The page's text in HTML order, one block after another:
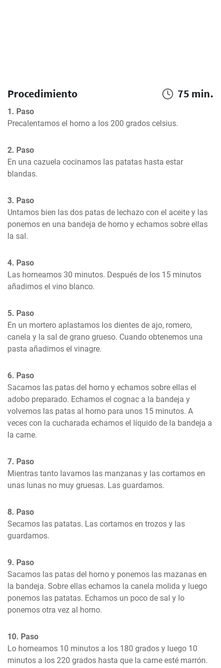
Procedimiento 75 min.
1. Paso
Precalentamos el horno a los 200 grados celsius.
2. Paso
En una cazuela cocinamos las patatas hasta estar
blandas.
3. Paso
Untamos bien las dos patas de lechazo con el aceite y las
ponemos en una bandeja de horno y echamos sobre ellas
la sal.
4. Paso
Las horneamos 30 minutos. Después de los 15 minutos
añadimos el vino blanco.
5. Paso
En un mortero aplastamos los dientes de ajo, romero,
canela y la sal de grano grueso. Cuando obtenemos una
pasta añadimos el vinagre.
6. Paso
Sacamos las patas del horno y echamos sobre ellas el
adobo preparado. Echamos el cognac a la bandeja y
volvemos las patas al horno para unos 15 minutos. A
veces con la cucharada echamos el líquido de la bandeja a
la carne.
7. Paso
Mientras tanto lavamos las manzanas y las cortamos en
unas lunas no muy gruesas. Las guardamos.
8. Paso
Secamos las patatas. Las cortamos en trozos y las
guardamos.
9. Paso
Sacamos las patas del horno y ponemos las mazanas en
la bandeja. Sobre ellas echamos la canela molida y luego
ponemos las patatas. Echamos un poco de sal y lo
ponemos otra vez al horno.
10. Paso
Lo horneamos 10 minutos a los 180 grados y luego 10
minutos a los 220 grados hasta que la carne esté marrón.